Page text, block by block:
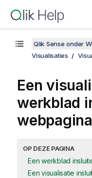
Qlik Sense onder
Visualisaties
Een
werkblad
OP DEZE PAGINA
Een werkblad
Een visualisatie